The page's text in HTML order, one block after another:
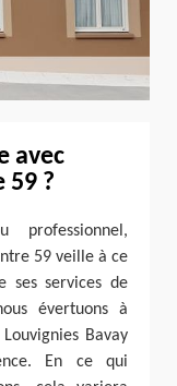
avec
59 ?
59 veille à ce
ses services de
évertuons à
Bavay
En ce qui